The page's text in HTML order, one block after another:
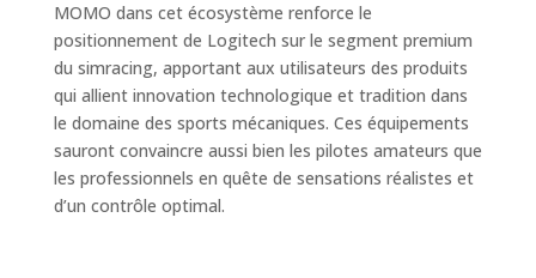
MOMO dans cet écosystème renforce le
positionnement de Logitech sur le segment premium
du simracing, apportant aux utilisateurs des produits
qui allient innovation technologique et tradition dans
le domaine des sports mécaniques. Ces équipements
sauront convaincre aussi bien les pilotes amateurs que
les professionnels en quête de sensations réalistes et
d’un contrôle optimal.